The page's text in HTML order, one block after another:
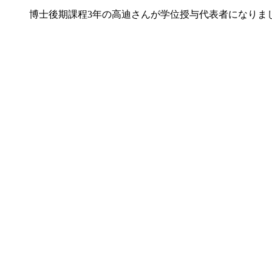
博士後期課程3年の高迪さんが学位授与代表者になりま